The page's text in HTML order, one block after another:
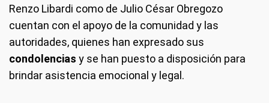
Renzo Libardi como de Julio César Obregozo
cuentan con el apoyo de la comunidad y las
autoridades, quienes han expresado sus
condolencias y se han puesto a disposición para
brindar asistencia emocional y legal.